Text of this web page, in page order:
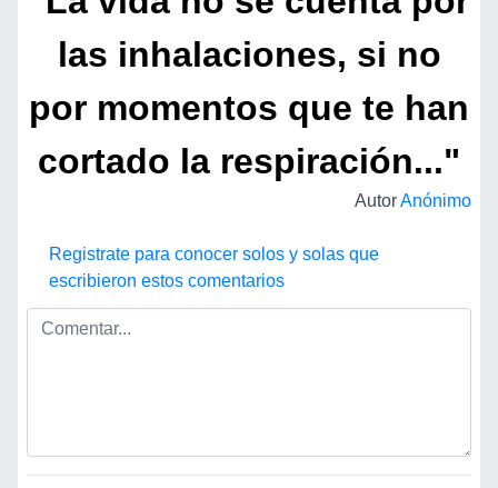
las inhalaciones, si no
por momentos que te han
cortado la respiración..."
AutorAnónimo
Registrate para conocer solos y solas que
escribieron estos comentarios